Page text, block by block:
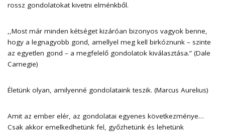
rossz gondolatokat kivetni elménkből.
,,Most már minden kétséget kizáróan bizonyos vagyok benne,
hogy a legnagyobb gond, amellyel meg kell birkóznunk – szinte
az egyetlen gond – a megfelelő gondolatok kiválasztása.” (Dale
Carnegie)
Életünk olyan, amilyenné gondolataink teszik. (Marcus Aurelius)
Amit az ember elér, az gondolatai egyenes következménye…
Csak akkor emelkedhetünk fel, győzhetünk és lehetünk